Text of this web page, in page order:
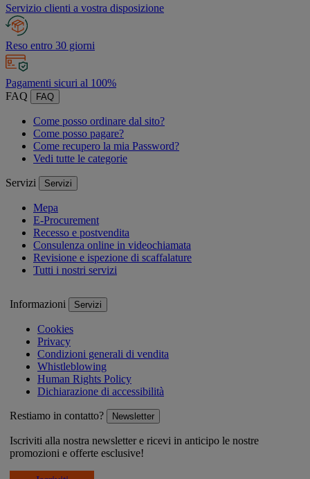
Servizio clienti a vostra disposizione
Reso entro 30 giorni
Pagamenti sicuri al 100%
FAQ
FAQ
Come posso ordinare dal sito?
Come posso pagare?
Come recupero la mia Password?
Vedi tutte le categorie
Servizi Servizi
Mepa
E-Procurement
Recesso e postvendita
Consulenza online in videochiamata
Revisione e ispezione di scaffalature
Tutti i nostri servizi
Informazioni Servizi
Cookies
Privacy
Condizioni generali di vendita
Whistleblowing
Human Rights Policy
Dichiarazione di accessibilità
Restiamo in contatto? Newsletter
Iscriviti alla nostra newsletter e ricevi in anticipo le nostre
promozioni e offerte esclusive!